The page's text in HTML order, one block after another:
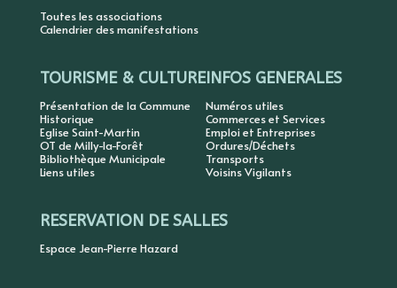
Toutes les associations
Calendrier des manifestations
TOURISME & CULTURE
Présentation de la Commune
Historique
Eglise Saint-Martin
OT de Milly-la-Forêt
Bibliothèque Municipale
Liens utiles
INFOS GENERALES
Numéros utiles
Commerces et Services
Emploi et Entreprises
Ordures/Déchets
Transports
Voisins Vigilants
RESERVATION DE SALLES
Espace Jean-Pierre Hazard